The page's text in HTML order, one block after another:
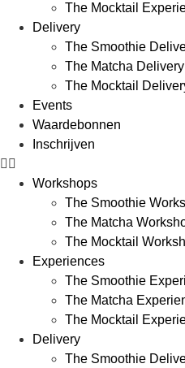
The Mocktail
Delivery
The Smoothie
The Matcha Delivery
The Mocktail
Events
Waardebonnen
Inschrijven
Workshops
The Smoothie
The Matcha
The Mocktail
Experiences
The Smoothie
The Matcha
The Mocktail
Delivery
The Smoothie